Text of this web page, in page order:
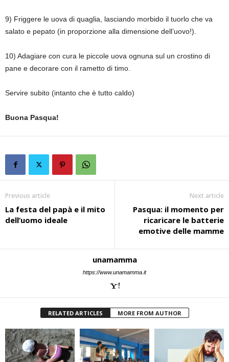
9) Friggere le uova di quaglia, lasciando morbido il tuorlo che va
salato e pepato (in proporzione alla dimensione dell’uovo!).
10) Adagiare con cura le piccole uova ognuna sul un crostino di
pane e decorare con il rametto di timo.
Servire subito (intanto che è tutto caldo)
Buona Pasqua!
Previous article
La festa del papà e il mito
dell’uomo ideale
Next article
Pasqua: il momento per
ricaricare le batterie
emotive delle mamme
unamamma
https://www.unamamma.it
RELATED ARTICLES MORE FROM AUTHOR